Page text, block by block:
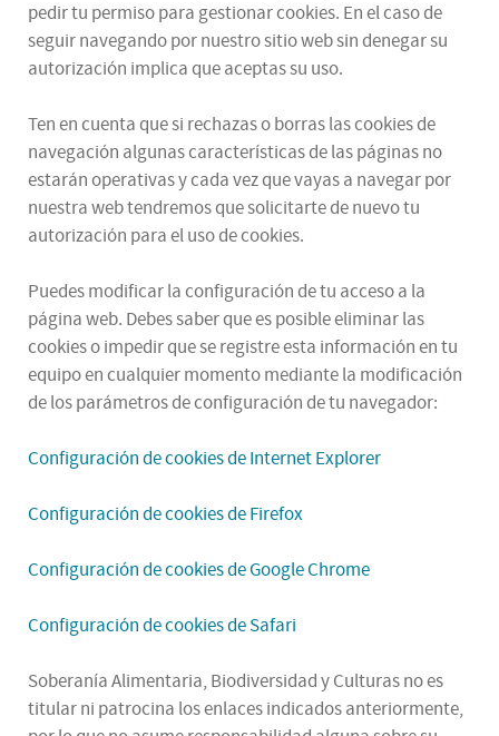
pedir tu permiso para gestionar cookies. En el caso de
seguir navegando por nuestro sitio web sin denegar su
autorización implica que aceptas su uso.
Ten en cuenta que si rechazas o borras las cookies de
navegación algunas características de las páginas no
estarán operativas y cada vez que vayas a navegar por
nuestra web tendremos que solicitarte de nuevo tu
autorización para el uso de cookies.
Puedes modificar la configuración de tu acceso a la
página web. Debes saber que es posible eliminar las
cookies o impedir que se registre esta información en tu
equipo en cualquier momento mediante la modificación
de los parámetros de configuración de tu navegador:
Configuración de cookies de Internet Explorer
Configuración de cookies de Firefox
Configuración de cookies de Google Chrome
Configuración de cookies de Safari
Soberanía Alimentaria, Biodiversidad y Culturas no es
titular ni patrocina los enlaces indicados anteriormente,